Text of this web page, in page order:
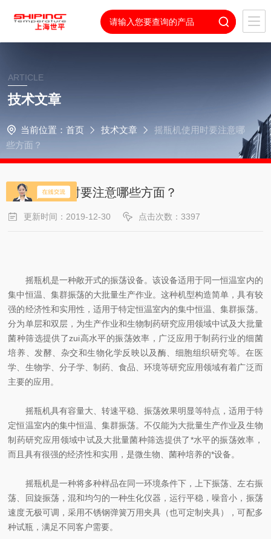
ARTICLE
技术文章
当前位置： 首页 技术文章
摇瓶机使用时要注意哪
些方面？
摇瓶机使用时要注意哪些方面？
更新时间：2019-12-30 点击次数：3397
摇瓶机是一种敞开式的振荡设备。该设备适用于同一恒温室内的
集中恒温、集群振荡的大批量生产作业。这种机型构造简单，具有较
强的经济性和实用性，适用于特定恒温室内的集中恒温、集群振荡。
分为单层和双层，为生产作业和生物制药研究应用领域中试及大批量
菌种筛选提供了zui高水平的振荡效率，广泛应用于制药行业的细菌
培养、发酵、杂交和生物化学反映以及酶、细胞组织研究等。在医
学、生物学、分子学、制药、食品、环境等研究应用领域有着广泛而
主要的应用。
摇瓶机具有容量大、转速平稳、振荡效果明显等特点，适用于特
定恒温室内的集中恒温、集群振荡。不仅能为大批量生产作业及生物
制药研究应用领域中试及大批量菌种筛选提供了*水平的振荡效率，
而且具有很强的经济性和实用，是微生物、菌种培养的*设备。
摇瓶机是一种将多种样品在同一环境条件下，上下振荡、左右振
荡、回旋振荡，混和均匀的一种生化仪器，运行平稳，噪音小，振荡
速度无极可调，采用不锈钢弹簧万用夹具（也可定制夹具），可配多
种试瓶，满足不同客户需要。